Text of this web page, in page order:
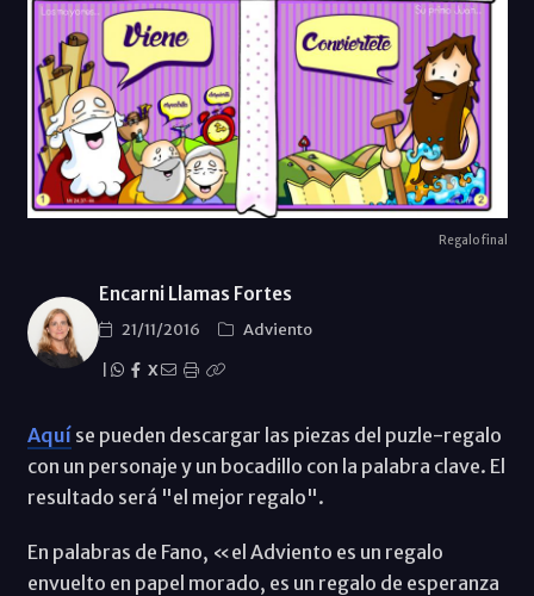
Regalo final
Encarni Llamas Fortes
21/11/2016
Adviento
X
Aquíse pueden descargar las piezas del puzle-regalo
con un personaje y un bocadillo con la palabra clave. El
resultado será "el mejor regalo".
En palabras de Fano, «el Adviento es un regalo
envuelto en papel morado, es un regalo de esperanza